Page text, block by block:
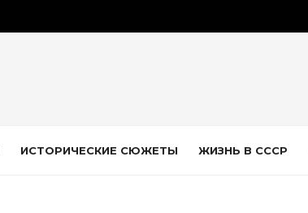
ИСТОРИЧЕСКИЕ СЮЖЕТЫ ЖИЗНЬ В СССР